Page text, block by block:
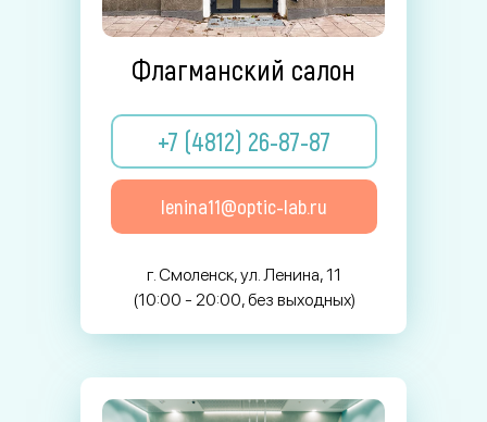
г. Смоленск, ул. Ленина, 11
(10:00 - 20:00, без выходных)
Флагманский салон
+7 (4812) 26-87-87
lenina11@optic-lab.ru